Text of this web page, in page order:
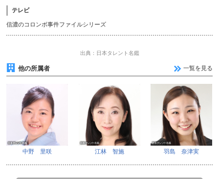
テレビ
信濃のコロンボ事件ファイルシリーズ
出典：日本タレント名鑑
他の所属者 一覧を見る
中野 里咲 江林 智施 羽島 奈津実